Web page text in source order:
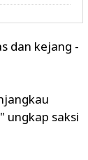
dan kejang -
ungkap saksi